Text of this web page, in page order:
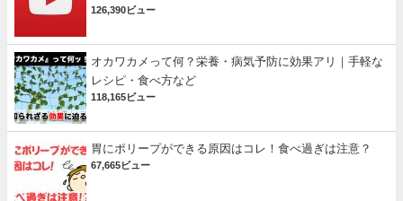
126,390ビュー
オカワカメって何？栄養・病気予防に効果アリ｜手軽な
レシピ・食べ方など
118,165ビュー
胃にポリープができる原因はコレ！食べ過ぎは注意？
67,665ビュー